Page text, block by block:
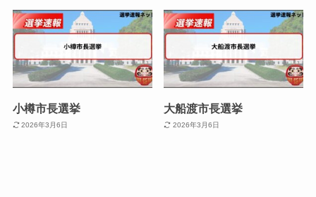
小樽市長選挙
2026年3月6日
大船渡市長選挙
2026年3月6日